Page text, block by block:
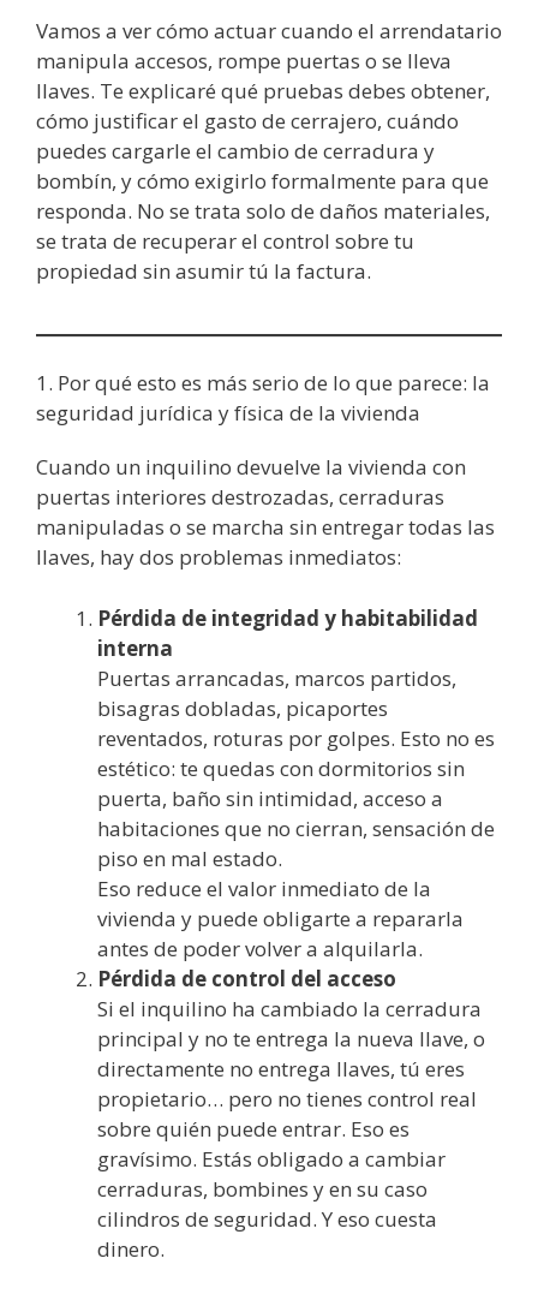
Vamos a ver cómo actuar cuando el arrendatario
manipula accesos, rompe puertas o se lleva
llaves. Te explicaré qué pruebas debes obtener,
cómo justificar el gasto de cerrajero, cuándo
puedes cargarle el cambio de cerradura y
bombín, y cómo exigirlo formalmente para que
responda. No se trata solo de daños materiales,
se trata de recuperar el control sobre tu
propiedad sin asumir tú la factura.
1. Por qué esto es más serio de lo que parece: la
seguridad jurídica y física de la vivienda
Cuando un inquilino devuelve la vivienda con
puertas interiores destrozadas, cerraduras
manipuladas o se marcha sin entregar todas las
llaves, hay dos problemas inmediatos:
Pérdida de integridad y habitabilidad
interna
Puertas arrancadas, marcos partidos,
bisagras dobladas, picaportes
reventados, roturas por golpes. Esto no es
estético: te quedas con dormitorios sin
puerta, baño sin intimidad, acceso a
habitaciones que no cierran, sensación de
piso en mal estado.
Eso reduce el valor inmediato de la
vivienda y puede obligarte a repararla
antes de poder volver a alquilarla.
Pérdida de control del acceso
Si el inquilino ha cambiado la cerradura
principal y no te entrega la nueva llave, o
directamente no entrega llaves, tú eres
propietario… pero no tienes control real
sobre quién puede entrar. Eso es
gravísimo. Estás obligado a cambiar
cerraduras, bombines y en su caso
cilindros de seguridad. Y eso cuesta
dinero.